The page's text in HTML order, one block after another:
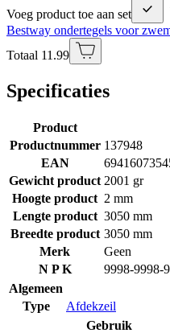
Voeg product toe aan set
Bestway ondertegels voor
Totaal 11.99
Specificaties
Product
Productnummer 137948
EAN
Gewicht product 2001 gr
Hoogte product 2 mm
Lengte product 3050 mm
Breedte product 3050 mm
Merk
Geen
N P K
9998-9998-
Algemeen
Type
Afdekzeil
Gebruik